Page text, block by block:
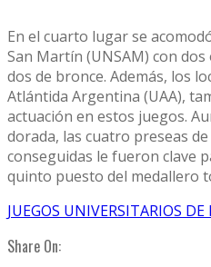
En el cuarto lugar se
San Martín (UNSAM) con
dos de bronce. Además, los
Atlántida Argentina (UAA),
actuación en estos juegos.
dorada, las cuatro preseas
conseguidas le fueron clave
quinto puesto del medallero
JUEGOS UNIVERSITARIOS DE
Share On: